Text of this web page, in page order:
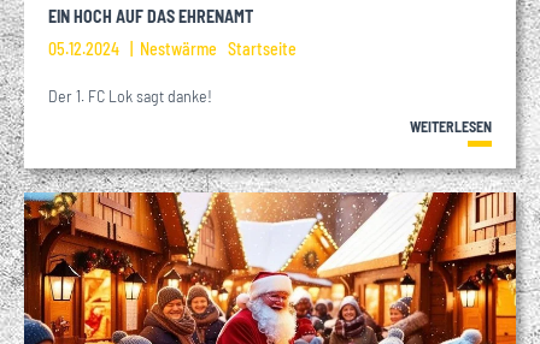
EIN HOCH AUF DAS EHRENAMT
05.12.2024
Nestwärme Startseite
Der 1. FC Lok sagt danke!
WEITERLESEN